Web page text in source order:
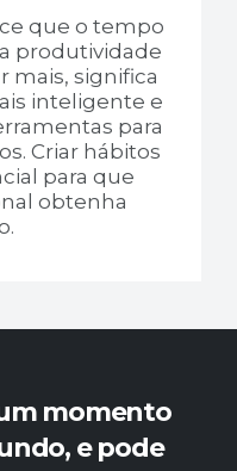
que o tempo
produtividade
mais, significa
inteligente e
para
Criar hábitos
para que
obtenha
momento
e pode